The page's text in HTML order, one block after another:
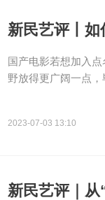
新民艺评丨
国产电影若想加入
野放得更广阔一点
2023-07-03 13:10
新民艺评｜